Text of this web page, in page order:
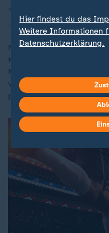
Nach 65 Minuten hatten
Bei einem Kopfball des
Muharemovic kurz vor der
verdienten Ausgleich
platziert ins Eck traf.
Hier findest du das
Weitere Informationen
Datenschutzerklärung.